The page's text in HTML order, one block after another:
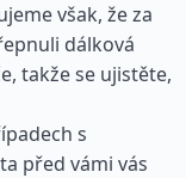
však, že za
dálková
takže se ujistěte,
s
před vámi vás